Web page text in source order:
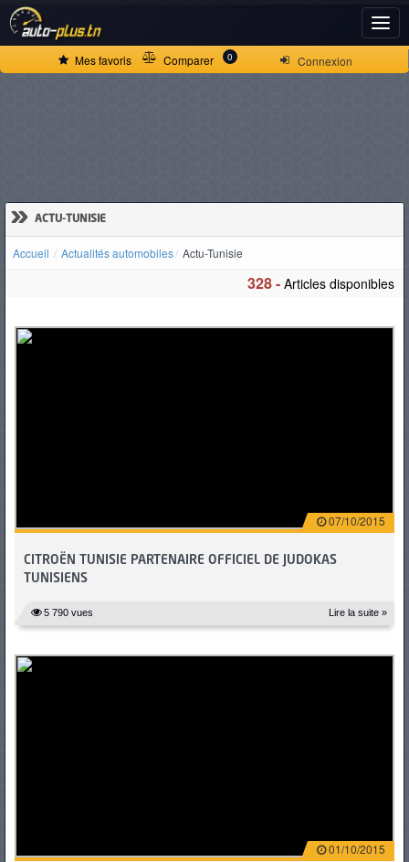
Connexion
Mes favoris Comparer 0
» ACTU-TUNISIE
Accueil Actualités automobiles Actu-Tunisie
328 - Articles disponibles
07/10/2015
CITROËN TUNISIE PARTENAIRE OFFICIEL DE JUDOKAS
TUNISIENS
5 790 vues Lire la suite »
01/10/2015
ACCUEIL